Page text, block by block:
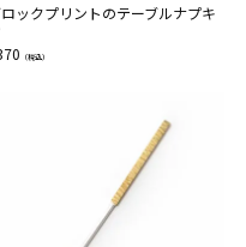
ックプリントのテーブルナプキ
（税込）